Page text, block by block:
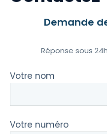
Demande
Réponse sous
Votre nom
Votre numéro